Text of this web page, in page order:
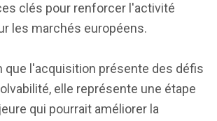
clés pour renforcer l'activité
les marchés européens.
que l'acquisition présente des défis
elle représente une étape
qui pourrait améliorer la